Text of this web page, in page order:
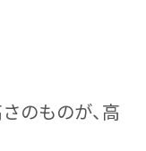
のものが、高